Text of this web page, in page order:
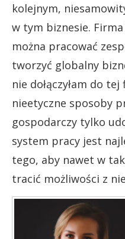
kolejnym,
w tym biznesie.
można pracować
tworzyć globalny
nie dołączyłam do
nieetyczne sposoby
gospodarczy tylko
system pracy jest
tego, aby nawet w
tracić możliwości z